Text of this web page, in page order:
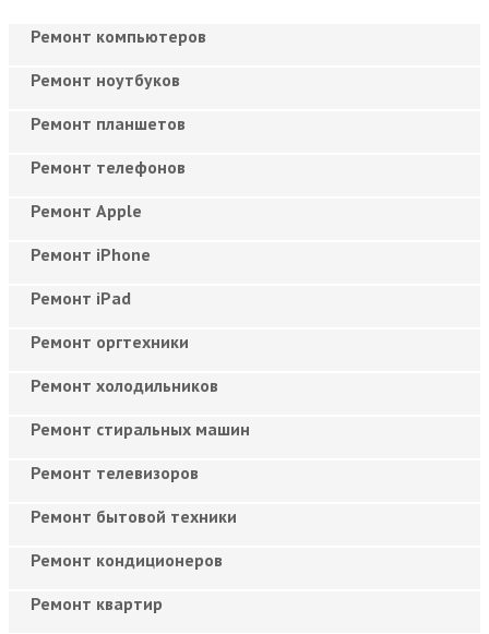
Ремонт компьютеров
Ремонт ноутбуков
Ремонт планшетов
Ремонт телефонов
Ремонт Apple
Ремонт iPhone
Ремонт iPad
Ремонт оргтехники
Ремонт холодильников
Ремонт стиральных машин
Ремонт телевизоров
Ремонт бытовой техники
Ремонт кондиционеров
Ремонт квартир